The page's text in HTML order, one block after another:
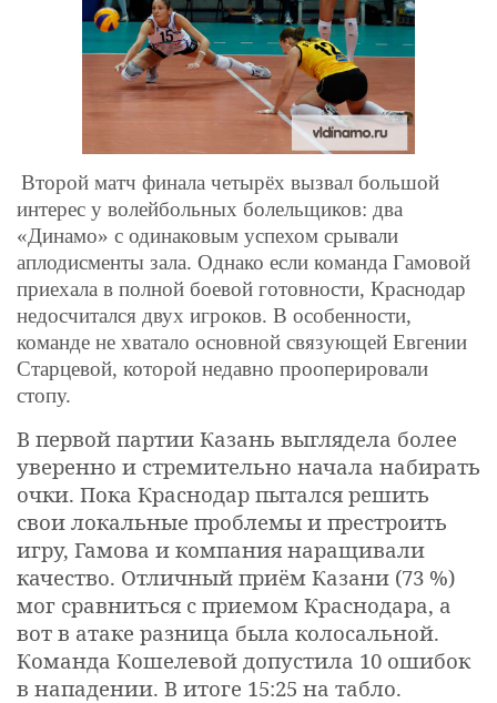
Второй матч финала четырёх вызвал большой
интерес у волейбольных болельщиков: два
«Динамо» с одинаковым успехом срывали
аплодисменты зала. Однако если команда Гамовой
приехала в полной боевой готовности, Краснодар
недосчитался двух игроков. В особенности,
команде не хватало основной связующей Евгении
Старцевой, которой недавно прооперировали
стопу.
В первой партии Казань выглядела более
уверенно и стремительно начала набирать
очки. Пока Краснодар пытался решить
свои локальные проблемы и престроить
игру, Гамова и компания наращивали
качество. Отличный приём Казани (73 %)
мог сравниться с приемом Краснодара, а
вот в атаке разница была колосальной.
Команда Кошелевой допустила 10 ошибок
в нападении. В итоге 15:25 на табло.